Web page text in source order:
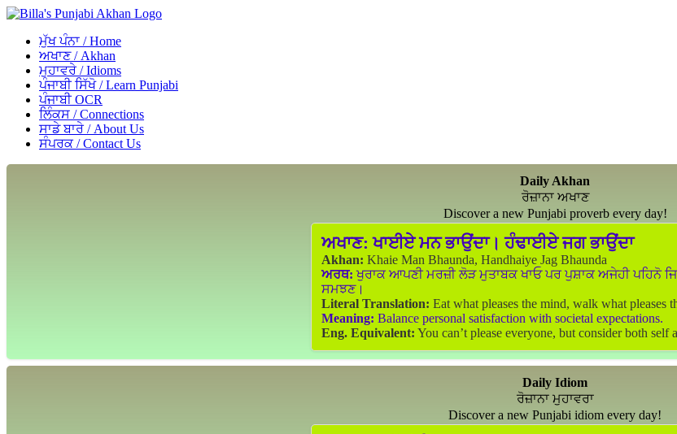
ਮੁੱਖ ਪੰਨਾ / Home
ਅਖਾਣ / Akhan
ਮੁਹਾਵਰੇ / Idioms
ਪੰਜਾਬੀ ਸਿੱਖੋ / Learn Punjabi
ਪੰਜਾਬੀ OCR
ਲਿੰਕਸ / Connections
ਸਾਡੇ ਬਾਰੇ / About Us
ਸੰਪਰਕ / Contact Us
Daily Akhan
ਰੋਜ਼ਾਨਾ ਅਖਾਣ
Discover a new Punjabi proverb every day!
ਅਖਾਣ: ਖਾਈਏ ਮਨ ਭਾਉਂਦਾ। ਹੰਢਾਈਏ ਜਗ ਭਾਉਂਦਾ
Akhan: Khaie Man Bhaunda, Handhaiye Jag Bhaunda
ਅਰਥ: ਖੁਰਾਕ ਆਪਣੀ ਮਰਜ਼ੀ ਲੋੜ ਮੁਤਾਬਕ ਖਾਓ ਪਰ ਪੁਸ਼ਾਕ ਅਜੇਹੀ ਪਹਿਨੋ
ਸਮਝਣ।
Literal Translation: Eat what pleases the mind, walk what pleases
Meaning: Balance personal satisfaction with societal expectations.
Eng. Equivalent: You can’t please everyone, but consider both self
Daily Idiom
ਰੋਜ਼ਾਨਾ ਮੁਹਾਵਰਾ
Discover a new Punjabi idiom every day!